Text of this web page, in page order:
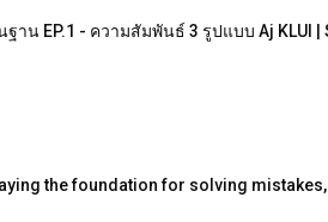
ฐาน EP.1 - ความสัมพันธ์ 3 รูปแบบ Aj KLUI |
the foundation for solving